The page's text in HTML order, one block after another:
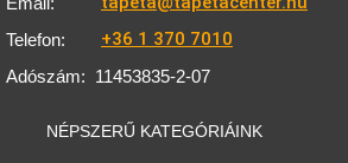
Telefon: +36 1 370 7010
Adószám: 11453835-2-07
NÉPSZERŰ KATEGÓRIÁINK